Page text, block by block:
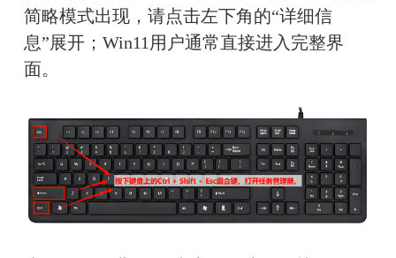
简略模式出现，请点击左下角的“详细信
息”展开；Win11用户通常直接进入完整界
面。